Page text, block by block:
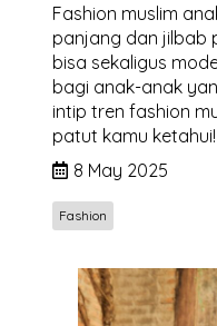
Fashion muslim
panjang dan jilbab
bisa sekaligus
bagi anak-anak
intip tren fashion
patut kamu ketahui!
8 May 2025
Fashion